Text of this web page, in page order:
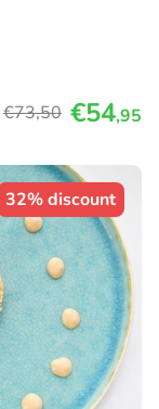
€73,50 €54,95
32% discount